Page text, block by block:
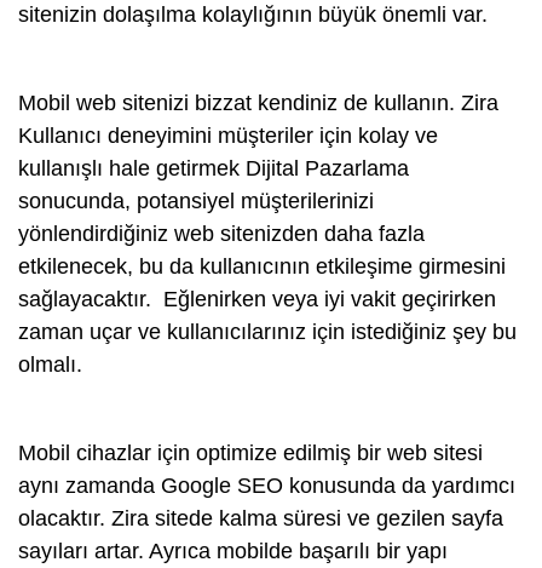
sitenizin dolaşılma kolaylığının büyük önemli var.
Mobil web sitenizi bizzat kendiniz de kullanın. Zira
Kullanıcı deneyimini müşteriler için kolay ve
kullanışlı hale getirmek Dijital Pazarlama
sonucunda, potansiyel müşterilerinizi
yönlendirdiğiniz web sitenizden daha fazla
etkilenecek, bu da kullanıcının etkileşime girmesini
sağlayacaktır. Eğlenirken veya iyi vakit geçirirken
zaman uçar ve kullanıcılarınız için istediğiniz şey bu
olmalı.
Mobil cihazlar için optimize edilmiş bir web sitesi
aynı zamanda Google SEO konusunda da yardımcı
olacaktır. Zira sitede kalma süresi ve gezilen sayfa
sayıları artar. Ayrıca mobilde başarılı bir yapı